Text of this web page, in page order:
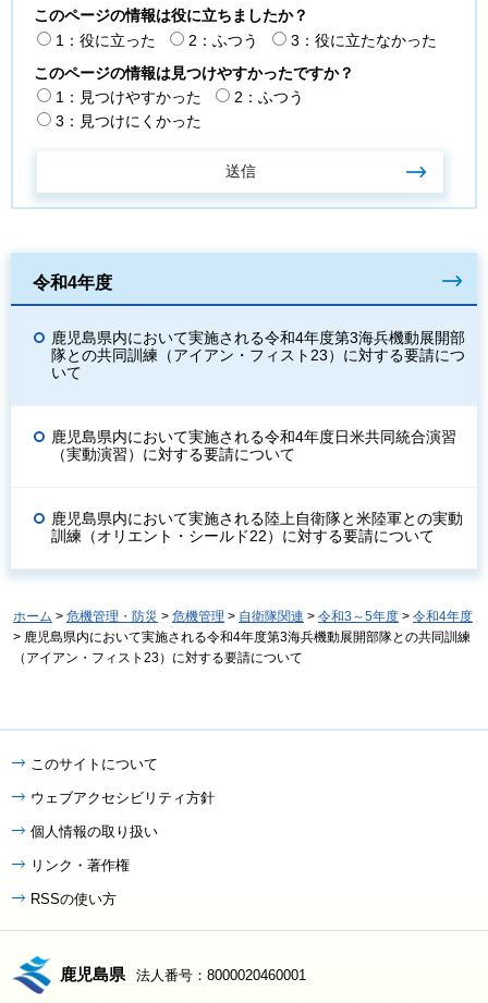
このページの情報は役に立ちましたか？
1：役に立った
2：ふつう
3：役に立たなかった
このページの情報は見つけやすかったですか？
1：見つけやすかった
2：ふつう
3：見つけにくかった
令和4年度
鹿児島県内において実施される令和4年度第3海兵機動展開部
隊との共同訓練（アイアン・フィスト23）に対する要請につ
いて
鹿児島県内において実施される令和4年度日米共同統合演習
（実動演習）に対する要請について
鹿児島県内において実施される陸上自衛隊と米陸軍との実動
訓練（オリエント・シールド22）に対する要請について
ホーム > 危機管理・防災 > 危機管理 > 自衛隊関連 > 令和3～5年度 > 令和4年度
> 鹿児島県内において実施される令和4年度第3海兵機動展開部隊との共同訓練
（アイアン・フィスト23）に対する要請について
このサイトについて
ウェブアクセシビリティ方針
個人情報の取り扱い
リンク・著作権
RSSの使い方
鹿児島県 法人番号：8000020460001